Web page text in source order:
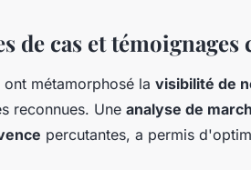
de cas et témoignages
ont métamorphosé la visibilité de
reconnues. Une analyse de
percutantes, a permis